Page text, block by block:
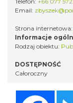
Email:
Strona internetowa:
Informacje
Rodzaj obiektu: Pub
DOSTĘPNOŚĆ
Całoroczny